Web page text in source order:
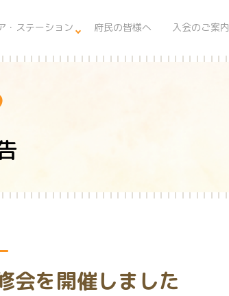
・ステーション 府民の皆様へ 入会のご案内
会を開催しました